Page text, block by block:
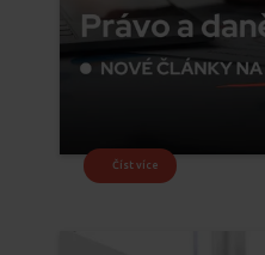
Číst více